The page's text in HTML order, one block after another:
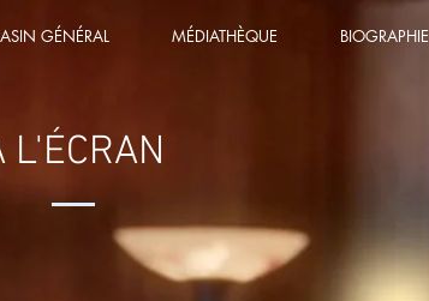
GÉNÉRAL MÉDIATHÈQUE BIOGRAPHIE
L'ÉCRAN